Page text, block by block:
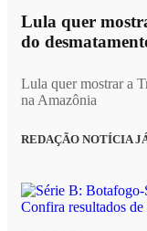
Lula quer
do
Lula quer mostrar a
na Amazônia
REDAÇÃO NOTÍCIA